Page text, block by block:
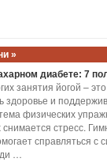
»
диабете: 7
занятия йогой –
здоровье и
физических
стресс.
справляться с
…